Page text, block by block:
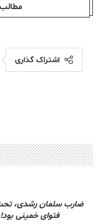
اشتراک گذاری
ضارب سلمان رشدی،
فتوای خمینی بود!